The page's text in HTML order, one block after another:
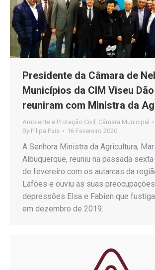
Presidente da Câmara de
Municípios da CIM Viseu
reuniram com Ministra da
Ambiente e Proteção Civil
Câmara Municipal
By Filipa Pais 16 Fevereiro 2020
A Senhora Ministra da Agricultura,
Albuquerque, reuniu na passada
de fevereiro com os autarcas da
Lafões e ouviu as suas
depressões Elsa e Fabien que
em dezembro de 2019.